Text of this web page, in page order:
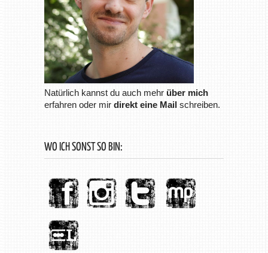
Natürlich kannst du auch mehr über mich
erfahren oder mir direkt eine Mail schreiben.
WO ICH SONST SO BIN: